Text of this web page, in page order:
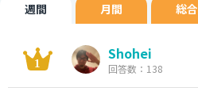
週間 月間 総合
Shohei
回答数：138